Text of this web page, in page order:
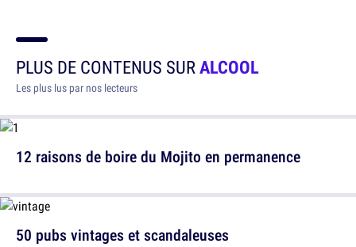
PLUS DE CONTENUS SURALCOOL
Les plus lus par nos lecteurs
12 raisons de boire du Mojito en permanence
50 pubs vintages et scandaleuses